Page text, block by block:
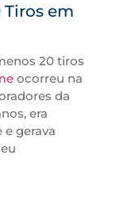
em
20 tiros
ocorreu na
da
era
gerava